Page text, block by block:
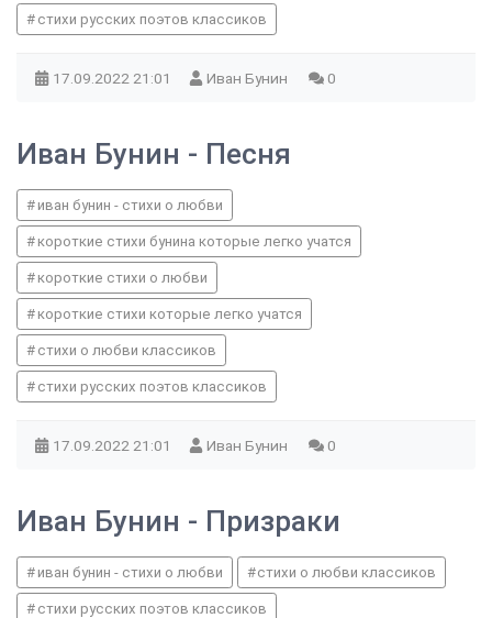
стихи русских поэтов классиков
17.09.2022 21:01 Иван Бунин 0
Иван Бунин - Песня
иван бунин - стихи о любви
короткие стихи бунина которые легко учатся
короткие стихи о любви
короткие стихи которые легко учатся
стихи о любви классиков
стихи русских поэтов классиков
17.09.2022 21:01 Иван Бунин 0
Иван Бунин - Призраки
иван бунин - стихи о любви стихи о любви классиков
стихи русских поэтов классиков